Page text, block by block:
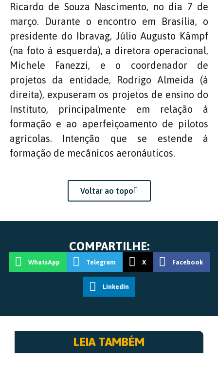
Ricardo de Souza Nascimento, no dia 7 de
março. Durante o encontro em Brasília, o
presidente do Ibravag, Júlio Augusto Kämpf
(na foto à esquerda), a diretora operacional,
Michele Fanezzi, e o coordenador de
projetos da entidade, Rodrigo Almeida (à
direita), expuseram os projetos de ensino do
Instituto, principalmente em relação à
formação e ao aperfeiçoamento de pilotos
agrícolas. Intenção que se estende à
formação de mecânicos aeronáuticos.
Voltar ao topo
COMPARTILHE:
WhatsApp Telegram X Facebook
LinkedIn
LEIA TAMBÉM